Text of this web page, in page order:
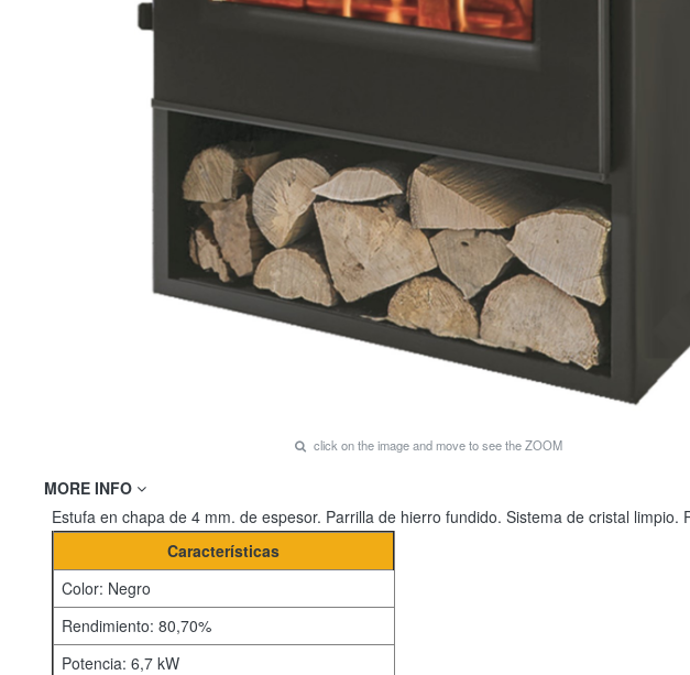
click on the image and move to see the ZOOM
MORE INFO
Estufa en chapa de 4 mm. de espesor. Parrilla de hierro fundido. Sistema de cristal
Características
Color: Negro
Rendimiento: 80,70%
Potencia: 6,7 kW